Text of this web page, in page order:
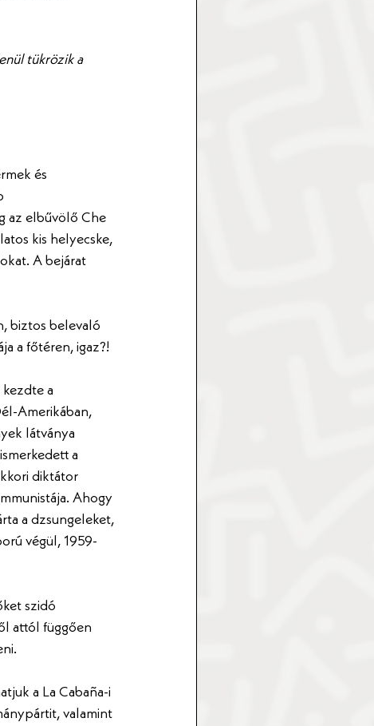
tükrözik a
és
az elbűvölő Che
kis helyecske,
A bejárat
biztos belevaló
a főtéren, igaz?!
a
Amerikában,
látványa
a
diktátor
Ahogy
a dzsungeleket,
végül, 1959-
szidó
attól függően
a La Cabaña-i
valamint